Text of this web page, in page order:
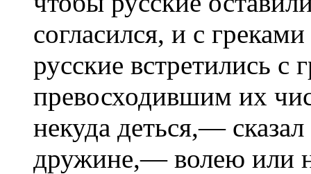
согласился, и с
русские встретились с
превосходившим их
некуда деться,—
дружине,— волею или